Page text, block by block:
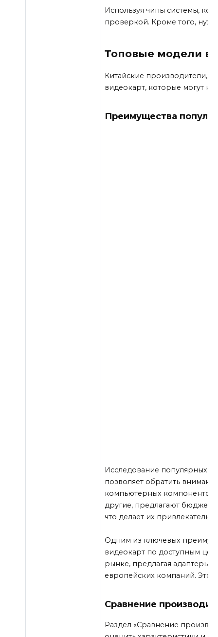
Используя чипы системы,
проверкой. Кроме того,
Топовые модели
Китайские производители,
видеокарт, которые могут
Преимущества
Исследование популярных
позволяет обратить
компьютерных компонентов.
другие, предлагают
что делает их
Одним из ключевых
видеокарт по доступным
рынке, предлагая адаптеры
европейских компаний. Это
Сравнение
Раздел «Сравнение